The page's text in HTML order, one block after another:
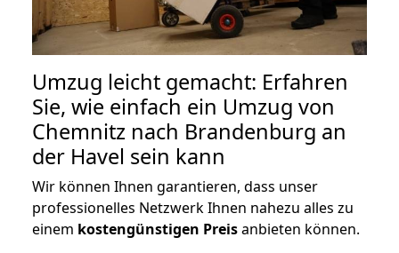
Umzug leicht gemacht: Erfahren
Sie, wie einfach ein Umzug von
Chemnitz nach Brandenburg an
der Havel sein kann
Wir können Ihnen garantieren, dass unser
professionelles Netzwerk Ihnen nahezu alles zu
einem kostengünstigen Preisanbieten können.